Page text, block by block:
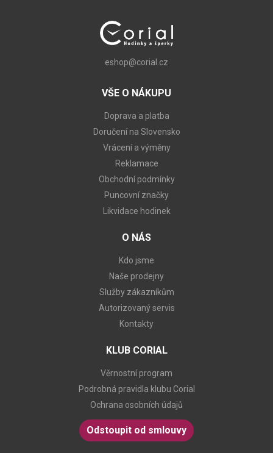
eshop@corial.cz
VŠE O NÁKUPU
Doprava a platba
Doručení na Slovensko
Vrácení a výměny
Reklamace
Obchodní podmínky
Puncovní značky
Likvidace hodinek
O NÁS
Kdo jsme
Naše prodejny
Služby zákazníkům
Autorizovaný servis
Kontakty
KLUB CORIAL
Věrnostní program
Podrobná pravidla klubu Corial
Ochrana osobních údajů
Odstoupit od smlouvy